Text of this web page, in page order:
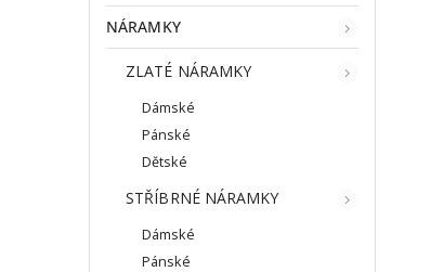
NÁRAMKY
ZLATÉ NÁRAMKY
Dámské
Pánské
Dětské
STŘÍBRNÉ NÁRAMKY
Dámské
Pánské